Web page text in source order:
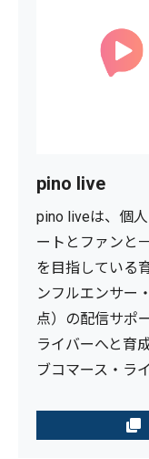
pino live
pino liveは、個
ートとファンと
を目指している
ンフルエンサー
点）の配信サポ
ライバーへと育
ブコマース・ラ